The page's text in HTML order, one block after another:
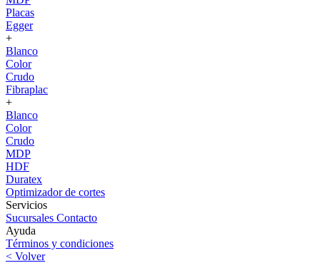
Placas
Egger
+
Blanco
Color
Crudo
Fibraplac
+
Blanco
Color
Crudo
MDP
HDF
Duratex
Optimizador de cortes
Servicios
Sucursales Contacto
Ayuda
Términos y condiciones
< Volver